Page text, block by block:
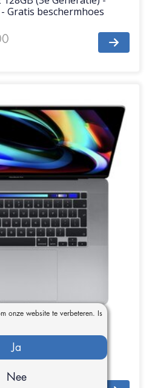
Gratis beschermhoes
Pro 16 inch met
onze website te verbeteren. Is
Ja
Nee